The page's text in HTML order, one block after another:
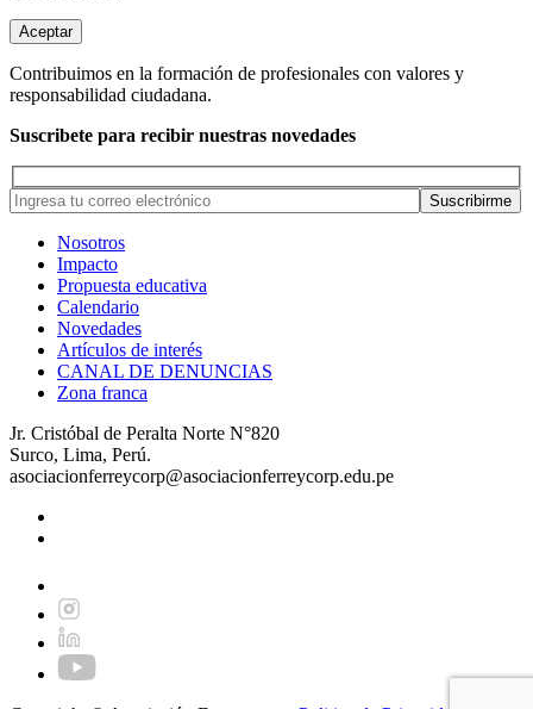
Aceptar
Contribuimos en la formación de profesionales con valores y
responsabilidad ciudadana.
Suscribete para recibir nuestras novedades
Nosotros
Impacto
Propuesta educativa
Calendario
Novedades
Artículos de interés
CANAL DE DENUNCIAS
Zona franca
Jr. Cristóbal de Peralta Norte N°820
Surco, Lima, Perú.
asociacionferreycorp@asociacionferreycorp.edu.pe